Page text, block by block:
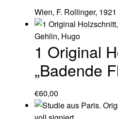
Wien, F. Rollinger, 1921
Gehlin, Hugo
1 Original
„Badende
€60,00